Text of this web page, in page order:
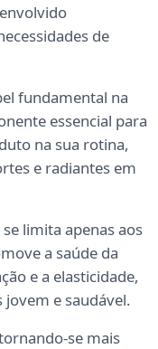
de
fundamental na
essencial para
na sua rotina,
e radiantes em
se limita apenas aos
a saúde da
e a elasticidade,
e saudável.
se mais